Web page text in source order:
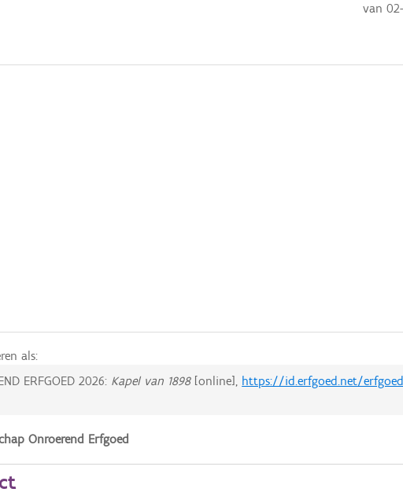
van
als:
ERFGOED 2026: Kapel van 1898[online], https://id.erfgoed.net/
Onroerend Erfgoed